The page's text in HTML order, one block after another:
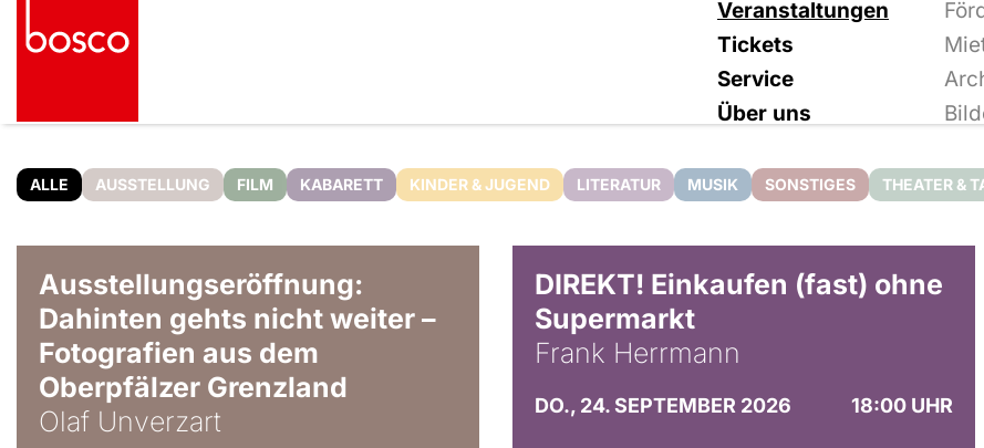
Veranstaltungen
Tickets
Service
Über uns
ALLE AUSSTELLUNG FILM KABARETT KINDER & JUGEND LITERATUR MUSIK SONSTIGES THEATER &
Ausstellungseröffnung:
Dahinten gehts nicht weiter –
Fotografien aus dem
Oberpfälzer Grenzland
Olaf Unverzart
DIREKT! Einkaufen (fast) ohne
Supermarkt
Frank Herrmann
DO., 24. SEPTEMBER 2026 18:00 UHR